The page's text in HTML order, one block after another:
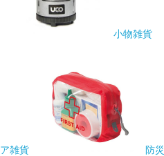
小物雑貨
ア雑貨 防災